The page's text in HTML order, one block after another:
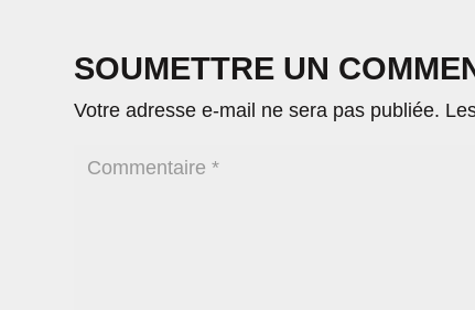
SOUMETTRE UN
Votre adresse e-mail ne sera pas publiée.